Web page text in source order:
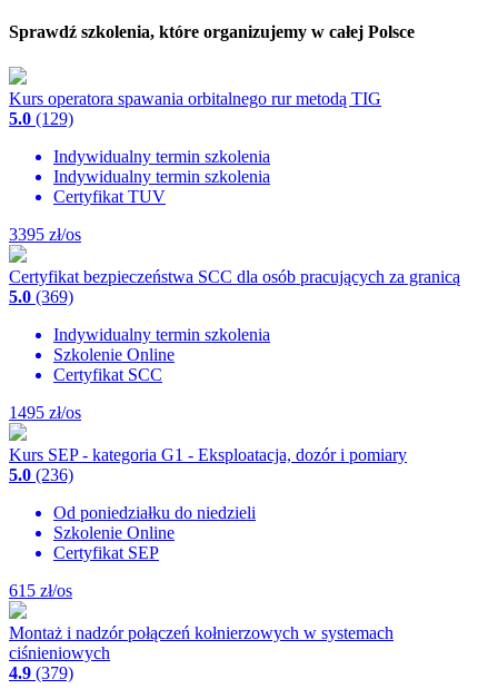
Sprawdź szkolenia, które organizujemy w całej Polsce
Kurs operatora spawania orbitalnego rur metodą TIG
5.0 (129)
Indywidualny termin szkolenia
Indywidualny termin szkolenia
Certyfikat TUV
3395 zł/os
Certyfikat bezpieczeństwa SCC dla osób pracujących za granicą
5.0 (369)
Indywidualny termin szkolenia
Szkolenie Online
Certyfikat SCC
1495 zł/os
Kurs SEP - kategoria G1 - Eksploatacja, dozór i pomiary
5.0 (236)
Od poniedziałku do niedzieli
Szkolenie Online
Certyfikat SEP
615 zł/os
Montaż i nadzór połączeń kołnierzowych w systemach
ciśnieniowych
4.9 (379)